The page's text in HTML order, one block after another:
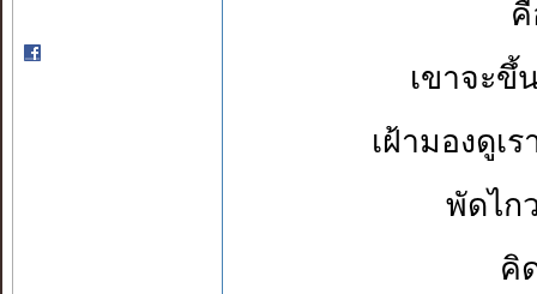
เขาจะขึ้
เฝ้ามองดูเ
พัดไก
คิ